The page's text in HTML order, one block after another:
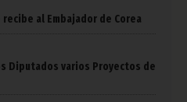
recibe al Embajador de Corea
Diputados varios Proyectos de